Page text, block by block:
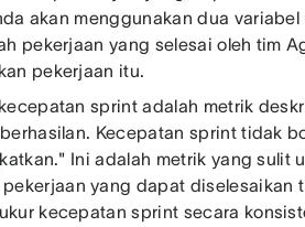
akan menggunakan dua variabel
pekerjaan yang selesai oleh tim
pekerjaan itu.
sprint adalah metrik
Kecepatan sprint tidak
Ini adalah metrik yang sulit
yang dapat diselesaikan
kecepatan sprint secara